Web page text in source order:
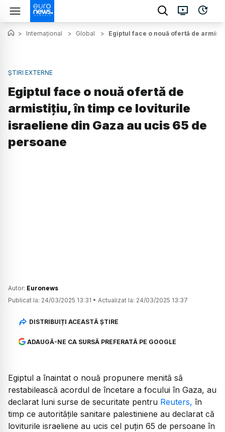
> Internațional > Global > Egiptul face o nouă ofertă de
ȘTIRI EXTERNE
Egiptul face o nouă ofertă de
armistițiu, în timp ce loviturile
israeliene din Gaza au ucis 65 de
persoane
Autor: Euronews
Publicat la: 24/03/2025 13:31 • Actualizat la: 24/03/2025 13:37
DISTRIBUIȚI ACEASTĂ ȘTIRE
ADAUGĂ-NE CA SURSĂ PREFERATĂ PE GOOGLE
Egiptul a înaintat o nouă propunere menită să
restabilească acordul de încetare a focului în Gaza, au
declarat luni surse de securitate pentru Reuters, în
timp ce autoritățile sanitare palestiniene au declarat că
loviturile israeliene au ucis cel puțin 65 de persoane în